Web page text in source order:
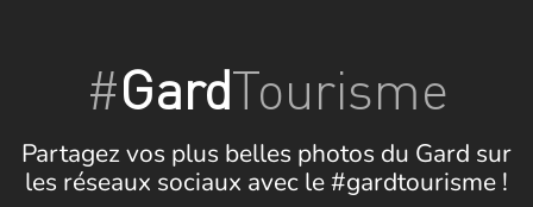
#GardTourisme
Partagez vos plus belles photos du Gard sur
les réseaux sociaux avec le #gardtourisme !